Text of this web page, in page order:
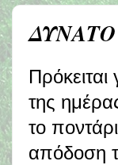
της
το
απόδοση